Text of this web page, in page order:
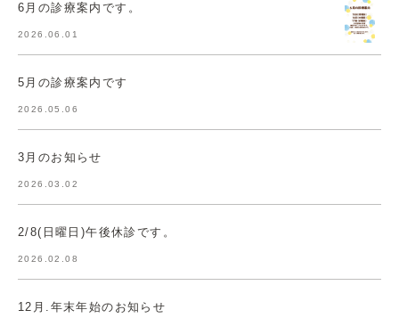
6月の診療案内です。
2026.06.01
5月の診療案内です
2026.05.06
3月のお知らせ
2026.03.02
2/8(日曜日)午後休診です。
2026.02.08
12月.年末年始のお知らせ